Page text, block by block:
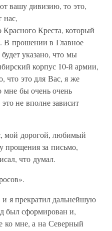
вашу дивизию, то это,
нас,
Креста, который
В прошении в Главное
указано, что мы
корпус 10-й армии,
что это для Вас, я же
мне бы очень очень
не вполне зависит
мой дорогой, любимый
за письмо,
что думал.
я прекратил дальнейшую
был сформирован и,
ко мне, а на Северный